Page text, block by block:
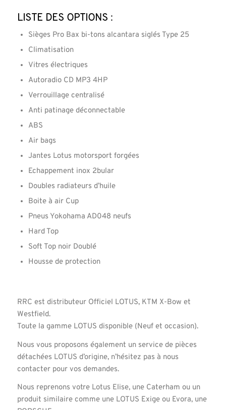
Liste des options :
Sièges Pro Bax bi-tons alcantara siglés Type 25
Climatisation
Vitres électriques
Autoradio CD MP3 4HP
Verrouillage centralisé
Anti patinage déconnectable
ABS
Air bags
Jantes Lotus motorsport forgées
Echappement inox 2bular
Doubles radiateurs d’huile
Boite à air Cup
Pneus Yokohama AD048 neufs
Hard Top
Soft Top noir Doublé
Housse de protection
RRC est distributeur Officiel LOTUS, KTM X-Bow et
Westfield.
Toute la gamme LOTUS disponible (Neuf et occasion).
Nous vous proposons également un service de pièces
détachées LOTUS d’origine, n’hésitez pas à nous
contacter pour vos demandes.
Nous reprenons votre Lotus Elise, une Caterham ou un
produit similaire comme une LOTUS Exige ou Evora, une